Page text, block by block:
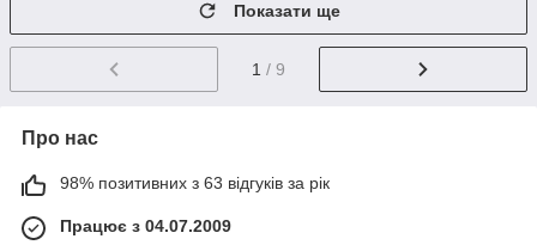
Показати ще
1 / 9
Про нас
98% позитивних з 63 відгуків за рік
Працює з 04.07.2009